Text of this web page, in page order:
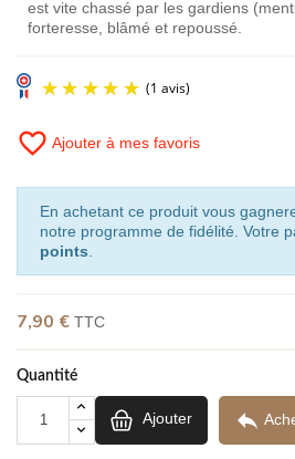
est vite chassé par les gardiens
forteresse, blâmé et repoussé.
favorite_border Ajouter à mes favoris
En achetant ce produit vous
notre programme de fidélité. Votre
points
7,90 € TTC
Quantité
Ajouter 